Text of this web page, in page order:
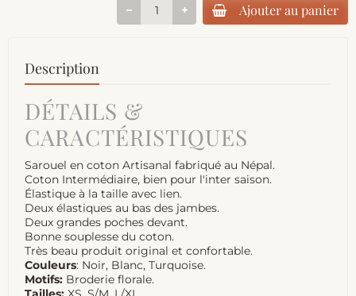
Ajouter au panier
Description
DÉTAILS &
CARACTÉRISTIQUES
Sarouel en coton Artisanal fabriqué au Népal.
Coton Intermédiaire, bien pour l'inter saison.
Élastique à la taille avec lien.
Deux élastiques au bas des jambes.
Deux grandes poches devant.
Bonne souplesse du coton.
Très beau produit original et confortable.
Couleurs: Noir, Blanc, Turquoise.
Motifs: Broderie florale.